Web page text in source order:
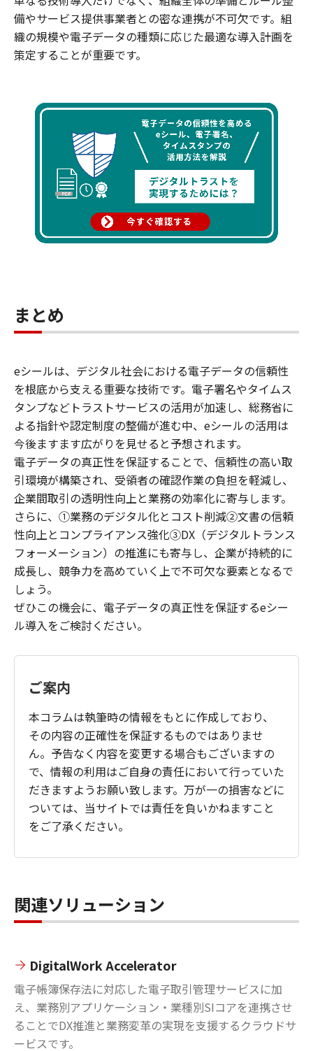
備やサービス提供事業者との密な連携が不可欠です。組
織の規模や電子データの種類に応じた最適な導入計画を
策定することが重要です。
まとめ
eシールは、デジタル社会における電子データの信頼性
を根底から支える重要な技術です。電子署名やタイムス
タンプなどトラストサービスの活用が加速し、総務省に
よる指針や認定制度の整備が進む中、eシールの活用は
今後ますます広がりを見せると予想されます。
電子データの真正性を保証することで、信頼性の高い取
引環境が構築され、受領者の確認作業の負担を軽減し、
企業間取引の透明性向上と業務の効率化に寄与します。
さらに、①業務のデジタル化とコスト削減②文書の信頼
性向上とコンプライアンス強化③DX（デジタルトランス
フォーメーション）の推進にも寄与し、企業が持続的に
成長し、競争力を高めていく上で不可欠な要素となるで
しょう。
ぜひこの機会に、電子データの真正性を保証するeシー
ル導入をご検討ください。
ご案内
本コラムは執筆時の情報をもとに作成しており、
その内容の正確性を保証するものではありませ
ん。予告なく内容を変更する場合もございますの
で、情報の利用はご自身の責任において行っていた
だきますようお願い致します。万が一の損害などに
ついては、当サイトでは責任を負いかねますこと
をご了承ください。
関連ソリューション
DigitalWork Accelerator
電子帳簿保存法に対応した電子取引管理サービスに加
え、業務別アプリケーション・業種別SIコアを連携させ
ることでDX推進と業務変革の実現を支援するクラウドサ
ービスです。